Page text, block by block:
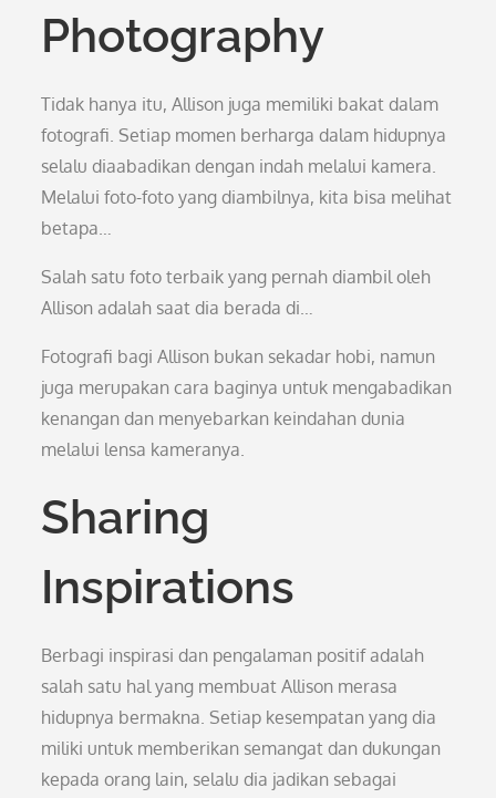
Photography
Tidak hanya itu, Allison juga memiliki bakat dalam
fotografi. Setiap momen berharga dalam hidupnya
selalu diaabadikan dengan indah melalui kamera.
Melalui foto-foto yang diambilnya, kita bisa melihat
betapa…
Salah satu foto terbaik yang pernah diambil oleh
Allison adalah saat dia berada di…
Fotografi bagi Allison bukan sekadar hobi, namun
juga merupakan cara baginya untuk mengabadikan
kenangan dan menyebarkan keindahan dunia
melalui lensa kameranya.
Sharing
Inspirations
Berbagi inspirasi dan pengalaman positif adalah
salah satu hal yang membuat Allison merasa
hidupnya bermakna. Setiap kesempatan yang dia
miliki untuk memberikan semangat dan dukungan
kepada orang lain, selalu dia jadikan sebagai